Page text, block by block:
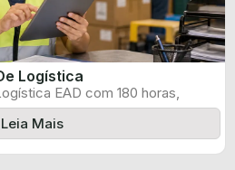
Logística
EAD com 180 horas,
produtor ...
Leia Mais